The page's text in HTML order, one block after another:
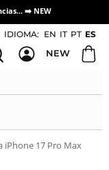
➡️ NEW
Distribuidores
IDIOMA: EN IT PT ES
NEW
iPhone 17 Pro Max